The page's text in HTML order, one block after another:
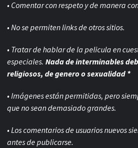
• Comentar con respeto y de manera
• No se permiten links de otros sitios.
• Tratar de hablar de la pelicula en
especiales. Nada de interminables
religiosos, de genero o sexualidad *
• Imágenes están permitidas, pero
que no sean demasiado grandes.
• Los comentarios de usuarios nuevos
antes de publicarse.